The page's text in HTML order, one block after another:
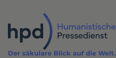
Inhalt
Der säkulare Blick auf die Welt.